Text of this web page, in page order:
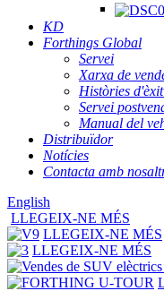
KD
Forthings Global
Servei
Xarxa de
Històries
Servei
Manual del
Distribuïdor
Notícies
Contacta amb
English
LLEGEIX-NE MÉS
LLEGEIX-NE MÉS
LLEGEIX-NE MÉS